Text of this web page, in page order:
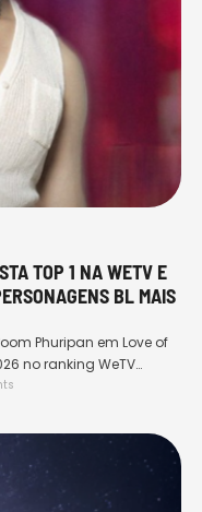
TOP 1 NA WETV E
BL MAIS
Phuripan em Love of
no ranking WeTV
sistema de
disponíveis
pelo pouco